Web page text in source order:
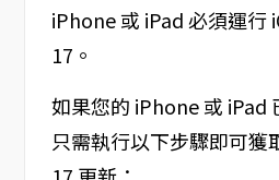
iPhone 或 iPad 必須運行
17。
如果您的 iPhone 或 iPad
只需執行以下步驟即可獲